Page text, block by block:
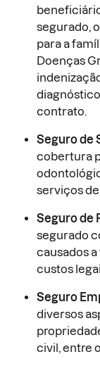
segurado,
para a
Doenças
contrato.
Seguro de
cobertura
serviços
Seguro de
segurado
causados
custos
Seguro
diversos
civil, entre